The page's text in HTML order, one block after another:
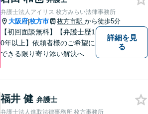
弁護士法人アイリス 枚方みらい法律事務所
大阪府|枚方市 枚方市駅 から徒歩5分
【初回面談無料】【弁護士歴1
0年以上】依頼者様のご希望に
できる限り寄り添い解決へと
夫婦カウンセラーの資格保有
【相続問題】セミナー講師や
詳細を見
る
福井 健 弁護士
弁護士法人進取法律事務所 枚方事務所